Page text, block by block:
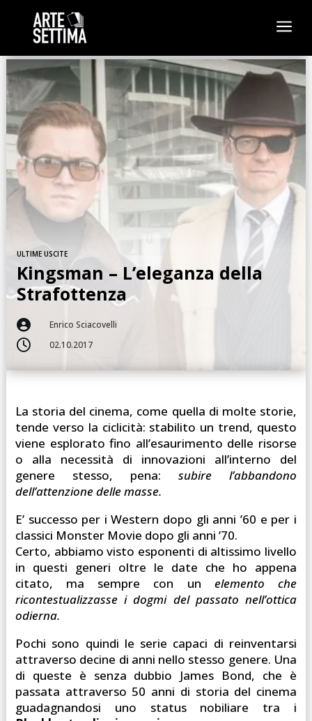
a
ULTIME USCITE
Kingsman – L’eleganza della
Strafottenza
 Enrico Sciacovelli
 02.10.2017
La storia del cinema, come quella di molte storie,
tende verso la ciclicità: stabilito un trend, questo
viene esplorato fino all’esaurimento delle risorse
o alla necessità di innovazioni all’interno del
genere stesso, pena:subire l’abbandono
dell’attenzione delle masse.
E’ successo per i Western dopo gli anni ’60 e per i
classici Monster Movie dopo gli anni ’70.
Certo, abbiamo visto esponenti di altissimo livello
in questi generi oltre le date che ho appena
citato, ma sempre con un elemento che
ricontestualizzasse i dogmi del passato nell’ottica
odierna.
Pochi sono quindi le serie capaci di reinventarsi
attraverso decine di anni nello stesso genere. Una
di queste è senza dubbio James Bond, che è
passata attraverso 50 anni di storia del cinema
guadagnandosi uno status nobiliare tra i